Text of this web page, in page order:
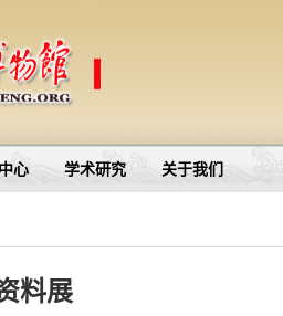
心 学术研究 关于我们
料展